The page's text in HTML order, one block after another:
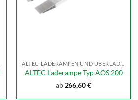
ALTEC Laderampe Typ AOS 200
ab 266,60€